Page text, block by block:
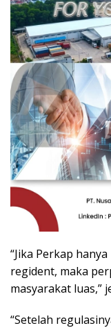
“Jika Perkap
regident, maka
masyarakat luas,”
“Setelah